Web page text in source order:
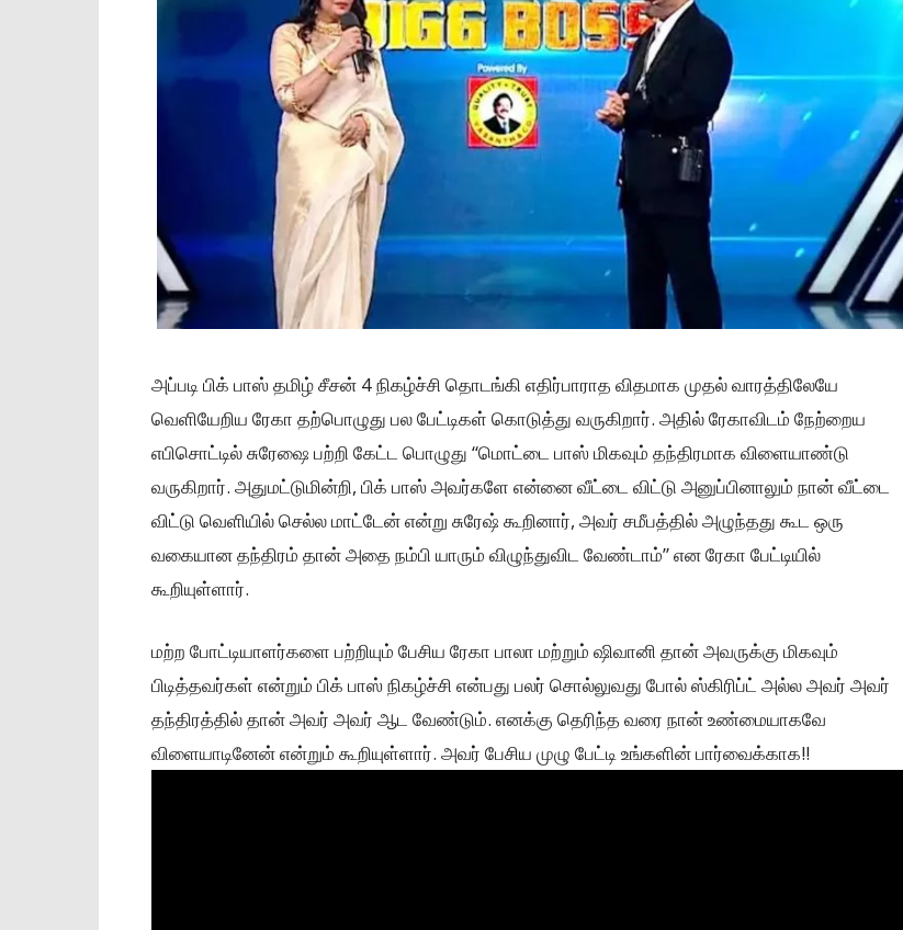
அப்படி பிக் பாஸ் தமிழ் சீசன் 4 நிகழ்ச்சி தொடங்கி எதிர்பாராத விதமாக முதல் வாரத்திலேயே
வெளியேறிய ரேகா தற்பொழுது பல பேட்டிகள் கொடுத்து வருகிறார். அதில் ரேகாவிடம் நேற்றைய
எபிசொட்டில் சுரேஷை பற்றி கேட்ட பொழுது “மொட்டை பாஸ் மிகவும் தந்திரமாக விளையாண்டு
வருகிறார். அதுமட்டுமின்றி, பிக் பாஸ் அவர்களே என்னை வீட்டை விட்டு அனுப்பினாலும் நான் வீட்டை
விட்டு வெளியில் செல்ல மாட்டேன் என்று சுரேஷ் கூறினார், அவர் சமீபத்தில் அழுந்தது கூட ஒரு
வகையான தந்திரம் தான் அதை நம்பி யாரும் விழுந்துவிட வேண்டாம்” என ரேகா பேட்டியில்
கூறியுள்ளார்.
மற்ற போட்டியாளர்களை பற்றியும் பேசிய ரேகா பாலா மற்றும் ஷிவானி தான் அவருக்கு மிகவும்
பிடித்தவர்கள் என்றும் பிக் பாஸ் நிகழ்ச்சி என்பது பலர் சொல்லுவது போல் ஸ்கிரிப்ட் அல்ல அவர் அவர்
தந்திரத்தில் தான் அவர் அவர் ஆட வேண்டும். எனக்கு தெரிந்த வரை நான் உண்மையாகவே
விளையாடினேன் என்றும் கூறியுள்ளார். அவர் பேசிய முழு பேட்டி உங்களின் பார்வைக்காக!!